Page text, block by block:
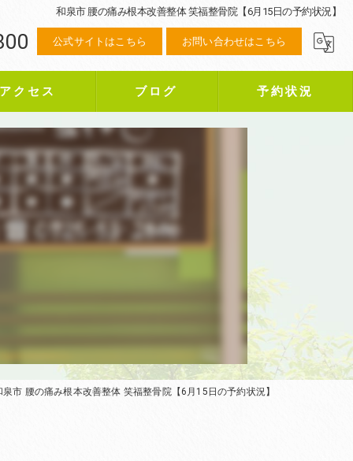
和泉市 腰の痛み根本改善整体 笑福整骨院【6月15日の予約状況】
公式サイトはこちら お問い合わせはこちら
クセス ブログ 予約状況
泉市 腰の痛み根本改善整体 笑福整骨院【6月15日の予約状況】